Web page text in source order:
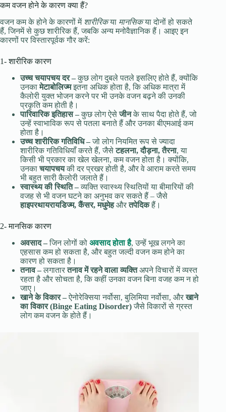
कम वजन होने के कारण क्या हैं?
वजन कम के होने के कारणों में शारीरिकया मानसिकया दोनों हो सकते
हैं, जिनमें से कुछ शारीरिक हैं, जबकि अन्य मनोवैज्ञानिक हैं। आइए इन
कारणों पर विस्तारपूर्वक गौर करें:
1- शारीरिक कारण
उच्च चयापचय दर–कुछ लोग दुबले पतले इसलिए होते हैं, क्योंकि
उनकामेटाबोलिज्मइतना अधिक होता है, कि अधिक मात्रा में
कैलोरी युक्त भोजन करने पर भी उनके वजन बढ़ने की उनकी
प्रकृति कम होती है।
पारिवारिक इतिहास–कुछ लोग ऐसेजीनके साथ पैदा होते हैं, जो
उन्हें स्वाभाविक रूप से पतला बनाते हैं और उनका बीएमआई कम
होता है।
उच्च शारीरिक गतिविधि–जो लोग नियमित रूप से ज्यादा
शारीरिक गतिविधियाँ करते हैं, जैसेटहलना, दौड़ना, तैरना, या
किसी भी प्रकार का खेल खेलना, कम वजन होता है। क्योंकि,
उनकाचयापचयकी दर प्रखर होती है, और वे आराम करते समय
भी बहुत सारी कैलोरी जलाते हैं।
स्वास्थ्य की स्थिति–व्यक्ति स्वास्थ्य स्थितियों या बीमारियों की
वजह से भी वजन घटने का अनुभव कर सकते हैं – जैसे
हाइपरथायरायडिज्म, कैंसर, मधुमेहऔरतपेदिकहैं।
2- मानसिक कारण
अवसाद–जिन लोगों को अवसाद होता है, उन्हें भूख लगने का
एहसास कम हो सकता है, और बहुत जल्दी वजन कम होने का
कारण हो सकता है।
तनाव–लगातारतनाव में रहने वाला व्यक्तिअपने विचारों में व्यस्त
रहता है और सोचता है, कि कहीं उनका वजन बिना वजह कम न हो
जाए।
खाने के विकार–ऐनोरेक्सिया नर्वोसा, बुलिमिया नर्वोसा, औरखाने
का विकार (Binge Eating Disorder)जैसे विकारों से ग्रस्त
लोग कम वजन के होते हैं।